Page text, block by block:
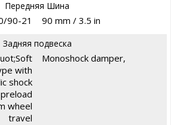
Передняя Шина
90-21 90 mm / 3.5 in
Задняя подвеска
with
shock
wheel
travel
Monoshock damper,